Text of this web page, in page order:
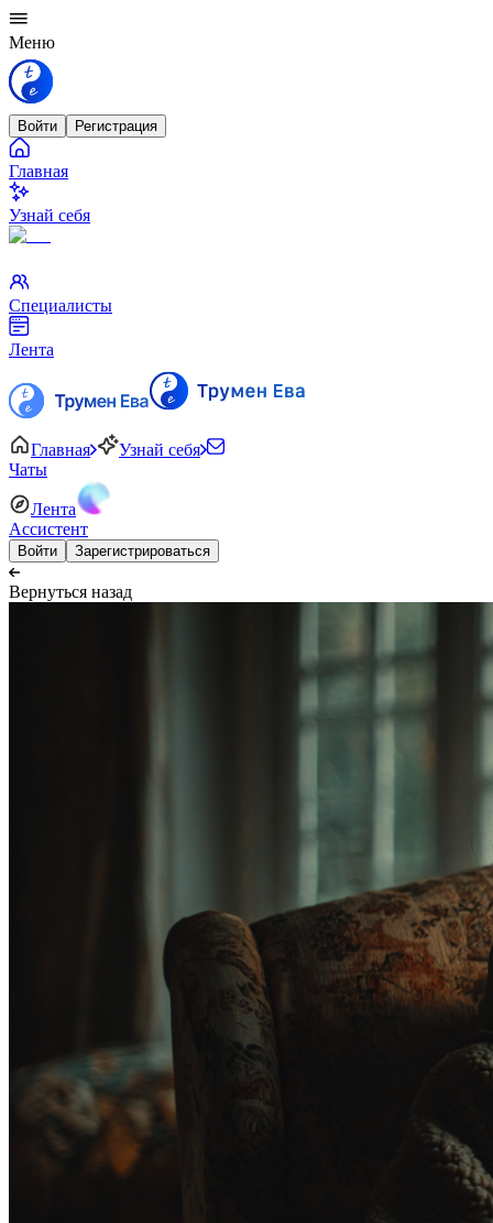
Меню
Войти Регистрация
Главная
Узнай себя
Специалисты
Лента
Главная
Узнай себя
Чаты
Лента
Ассистент
Войти Зарегистрироваться
Вернуться назад